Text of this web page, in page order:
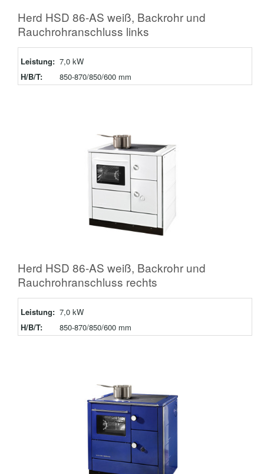
Herd HSD 86-AS weiß, Backrohr und
Rauchrohranschluss links
Leistung: 7,0 kW
H/B/T:
850-870/850/600 mm
Herd HSD 86-AS weiß, Backrohr und
Rauchrohranschluss rechts
Leistung: 7,0 kW
H/B/T:
850-870/850/600 mm